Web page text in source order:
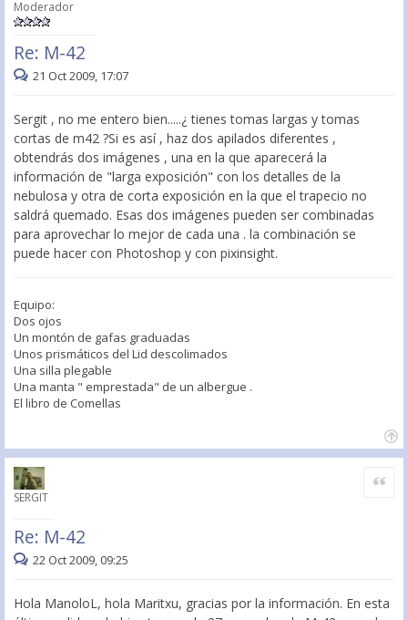
Moderador
Re: M-42
21 Oct 2009, 17:07
Sergit , no me entero bien.....¿ tienes tomas largas y tomas
cortas de m42 ?Si es así , haz dos apilados diferentes ,
obtendrás dos imágenes , una en la que aparecerá la
información de "larga exposición" con los detalles de la
nebulosa y otra de corta exposición en la que el trapecio no
saldrá quemado. Esas dos imágenes pueden ser combinadas
para aprovechar lo mejor de cada una . la combinación se
puede hacer con Photoshop y con pixinsight.
Equipo:
Dos ojos
Un montón de gafas graduadas
Unos prismáticos del Lid descolimados
Una silla plegable
Una manta " emprestada" de un albergue .
El libro de Comellas
SERGIT
Re: M-42
Citar
22 Oct 2009, 09:25
Hola ManoloL, hola Maritxu, gracias por la información. En esta